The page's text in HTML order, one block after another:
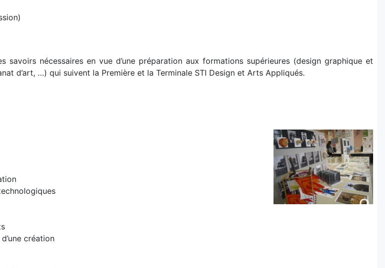
nécessaires en vue d’une préparation aux formations supérieures (design graphique et
d’art, …) qui suivent la Première et la Terminale STI Design et Arts Appliqués.
création